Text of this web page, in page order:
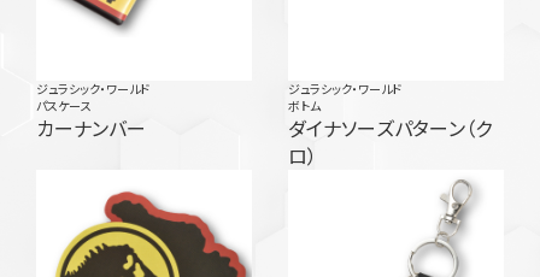
ジュラシック・ワールド
パスケース
カーナンバー
ジュラシック・ワールド
ボトム
ダイナソーズパターン（ク
ロ）